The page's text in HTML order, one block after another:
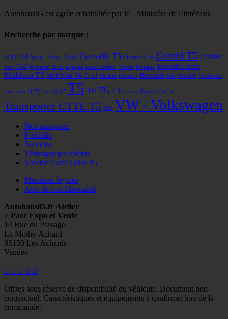
Autohaus85 est agrée et habilitée par le Ministère de l’Intérieur.
Recherche par marque :
323 F A4 Avant Astra Audi Caravelle T5 Classe A Clio Combi T5 Crafter
Fox Golf Hyundai Ibiza Laguna Land Cruiser Mazda Megane Mercedes Benz
Multivan T5 Multivan T6 Opel Partner Peugeot Renault Seat SMART Sportsvan
série spécial "70 ans Bulli" T5 T6 T6.1 Terracan Toyota Traffic
Transporter CTTE T5 Vito VW - Volkswagen
Nos annonces
Portfolio
Services
Témoignages clients
Service Carte Grise 85
Mentions légales
Avis de confidentialité
Autohaus85.fr Atelier
> Parc Expo et Vente
14 Rue du Passage
La Mothe-Achard
85150 Les Achards
Vendée
Facebook
Googleplus
E- Instagram
Offres sous réserve de disponibilité du véhicule. Document non
contractuel. Caractéristiques et équipements à confirmer lors de la
commande.